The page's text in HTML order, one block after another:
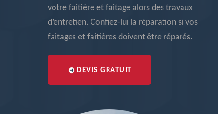
votre faitière et faitage alors des travaux
d’entretien. Confiez-lui la réparation si vos
faitages et faitières doivent être réparés.
DEVIS GRATUIT